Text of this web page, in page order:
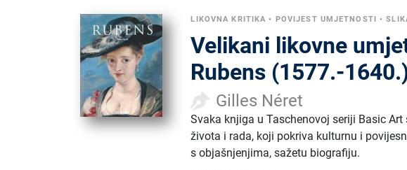
LIKOVNA KRITIKA • POVIJEST UMJETNOSTI •
Velikani likovne
Rubens (1577.-
Gilles Néret
Svaka knjiga u Taschenovoj seriji Basic
života i rada, koji pokriva kulturnu i
s objašnjenjima, sažetu biografiju.